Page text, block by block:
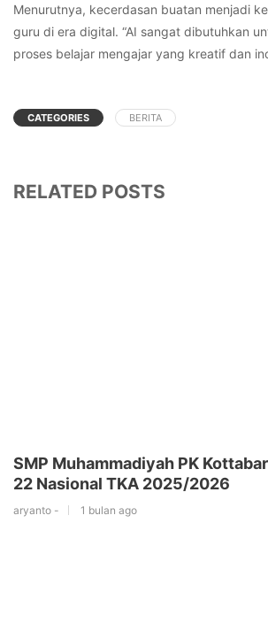
Menurutnya, kecerdasan buatan menjadi
guru di era digital. “AI sangat dibutuhkan
proses belajar mengajar yang kreatif dan
CATEGORIES BERITA
RELATED POSTS
SMP Muhammadiyah PK
22 Nasional TKA 2025/2026
aryanto - 1 bulan ago